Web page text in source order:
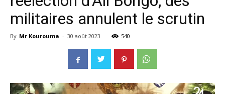
militaires annulent le scrutin
By Mr Kourouma - 30 août 2023 540